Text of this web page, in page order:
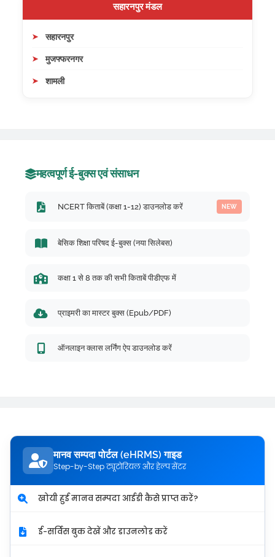
सहारनपुर मंडल
सहारनपुर
मुजफ्फरनगर
शामली
महत्वपूर्ण ई-बुक्स एवं संसाधन
NCERT किताबें (कक्षा 1-12) डाउनलोड करें NEW
बेसिक शिक्षा परिषद ई-बुक्स (नया सिलेबस)
कक्षा 1 से 8 तक की सभी किताबें पीडीएफ में
प्राइमरी का मास्टर बुक्स (Epub/PDF)
ऑनलाइन क्लास लर्निंग ऐप डाउनलोड करें
मानव सम्पदा पोर्टल (eHRMS) गाइड
Step-by-Step ट्यूटोरियल और हेल्प सेंटर
खोयी हुई मानव सम्पदा आईडी कैसे प्राप्त करें?
ई-सर्विस बुक देखें और डाउनलोड करें